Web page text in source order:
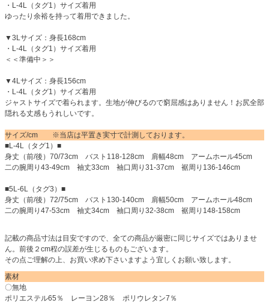
・L-4L（タグ1）サイズ着用
ゆったり余裕を持って着用できました。
▼3Lサイズ：身長168cm
・L-4L（タグ1）サイズ着用
＜＜準備中＞＞
▼4Lサイズ：身長156cm
・L-4L（タグ1）サイズ着用
ジャストサイズで着られます。生地が伸びるので窮屈感はありません！お尻全部
隠れる丈感もうれしいです。
サイズ/cm ※当店は平置き実寸で計測しております。
■L-4L（タグ1）■
身丈（前/後）70/73cm バスト118-128cm 肩幅48cm アームホール45cm
二の腕周り43-49cm 袖丈33cm 袖口周り31-37cm 裾周り136-146cm
■5L-6L（タグ3）■
身丈（前/後）72/75cm バスト130-140cm 肩幅50cm アームホール48cm
二の腕周り47-53cm 袖丈34cm 袖口周り32-38cm 裾周り148-158cm
記載の商品寸法は目安ですので、全ての商品が厳密に同じサイズではありませ
ん。前後２cm程の誤差が生じるものもございます。
その点ご理解の上、お買い求め下さいますよう宜しくお願い致します。
素材
〇無地
ポリエステル65％ レーヨン28％ ポリウレタン7％